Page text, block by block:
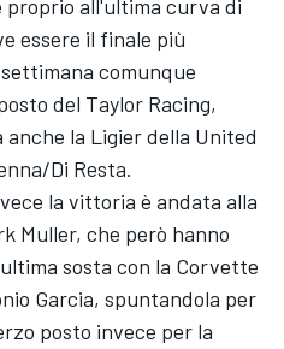
proprio all'ultima curva di
essere il finale più
comunque
del Taylor Racing,
la Ligier della United
Di Resta.
la vittoria è andata alla
Muller, che però hanno
sosta con la Corvette
Garcia, spuntandola per
posto invece per la